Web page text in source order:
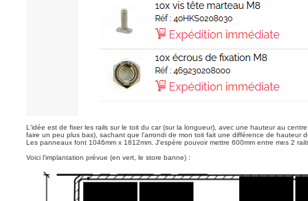
L'idée est de fixer les rails sur le toit du car (sur la longueur), avec une hauteur au
faire un peu plus bas), sachant que l'arrondi de mon toit fait une différence de hauteur
Les panneaux font 1046mm x 1812mm. J'espère pouvoir mettre 600mm entre mes 2
Voici l'implantation prévue (en vert, le store banne) :